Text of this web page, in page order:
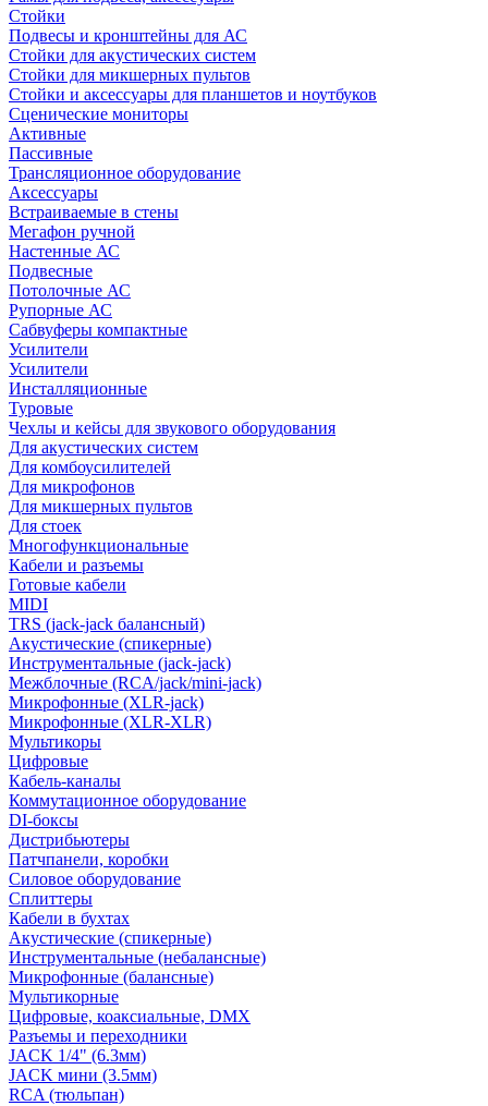
Стойки
Подвесы и кронштейны для АС
Стойки для акустических систем
Стойки для микшерных пультов
Стойки и аксессуары для планшетов и ноутбуков
Сценические мониторы
Активные
Пассивные
Трансляционное оборудование
Аксессуары
Встраиваемые в стены
Мегафон ручной
Настенные АС
Подвесные
Потолочные АС
Рупорные АС
Сабвуферы компактные
Усилители
Усилители
Инсталляционные
Туровые
Чехлы и кейсы для звукового оборудования
Для акустических систем
Для комбоусилителей
Для микрофонов
Для микшерных пультов
Для стоек
Многофункциональные
Кабели и разъемы
Готовые кабели
MIDI
TRS (jack-jack балансный)
Акустические (спикерные)
Инструментальные (jack-jack)
Межблочные (RCA/jack/mini-jack)
Микрофонные (XLR-jack)
Микрофонные (XLR-XLR)
Мультикоры
Цифровые
Кабель-каналы
Коммутационное оборудование
DI-боксы
Дистрибьютеры
Патчпанели, коробки
Силовое оборудование
Сплиттеры
Кабели в бухтах
Акустические (спикерные)
Инструментальные (небалансные)
Микрофонные (балансные)
Мультикорные
Цифровые, коаксиальные, DMX
Разъемы и переходники
JACK 1/4" (6.3мм)
JACK мини (3.5мм)
RCA (тюльпан)